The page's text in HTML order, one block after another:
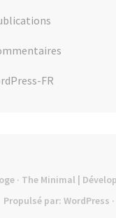
FR
· The Minimal |
Propulsé par: WordPress ·